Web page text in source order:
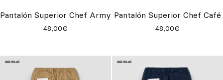
Inspírate
EN IT
Pantalón Superior Chef Army
48,00€
Pantalón Superior Chef Café
48,00€